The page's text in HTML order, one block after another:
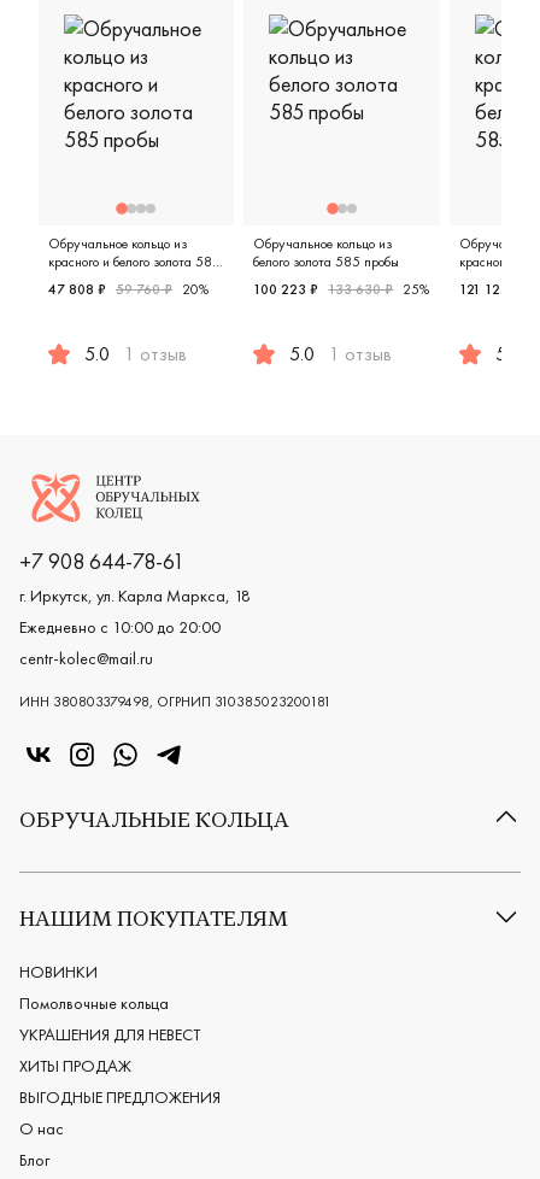
Обручальное кольцо из
красного и белого золота 585
пробы
47 808 ₽ 59 760 ₽ 20%
5.0 1 отзыв
Обручальное кольцо из
белого золота 585 пробы
100 223 ₽ 133 630 ₽ 25%
5.0 1 отзыв
красного и
121 125 ₽
5.0
Логотип компании
+7 908 644-78-61
г. Иркутск, ул. Карла Маркса, 18
Ежедневно с 10:00 до 20:00
centr-kolec@mail.ru
ИНН 380803379498, ОГРНИП 310385023200181
«Центр колец» в VK
«Центр колец» в Instagram
«Центр колец» в Whatsapp
«Центр колец» в Telegram
ОБРУЧАЛЬНЫЕ КОЛЬЦА
Все обручальные кольца
Европейские обручальные кольца
Мужские обручальные кольца
Женские обручальные кольца
Обручальные кольца из платины
Дизайнерские обручальные кольца
Черные обручальные кольца
НАШИМ ПОКУПАТЕЛЯМ
НОВИНКИ
Помолвочные кольца
УКРАШЕНИЯ ДЛЯ НЕВЕСТ
ХИТЫ ПРОДАЖ
ВЫГОДНЫЕ ПРЕДЛОЖЕНИЯ
О нас
Блог